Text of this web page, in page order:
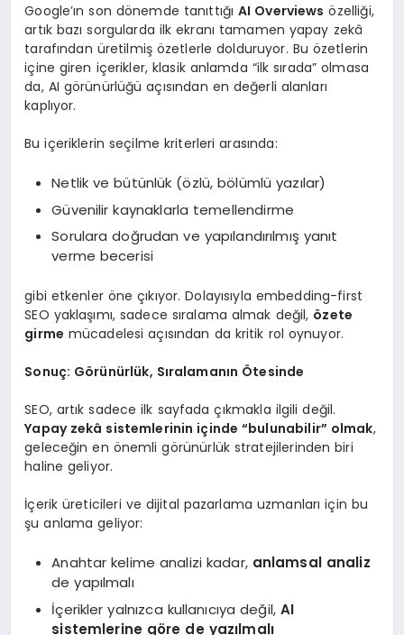
Google’ın son dönemde tanıttığıAI Overviews özelliği,
artık bazı sorgularda ilk ekranı tamamen yapay zekâ
tarafından üretilmiş özetlerle dolduruyor. Bu özetlerin
içine giren içerikler, klasik anlamda “ilk sırada” olmasa
da, AI görünürlüğü açısından en değerli alanları
kaplıyor.
Bu içeriklerin seçilme kriterleri arasında:
Netlik ve bütünlük (özlü, bölümlü yazılar)
Güvenilir kaynaklarla temellendirme
Sorulara doğrudan ve yapılandırılmış yanıt
verme becerisi
gibi etkenler öne çıkıyor. Dolayısıyla embedding-first
SEO yaklaşımı, sadece sıralama almak değil, özete
girme mücadelesi açısından da kritik rol oynuyor.
Sonuç: Görünürlük, Sıralamanın Ötesinde
SEO, artık sadece ilk sayfada çıkmakla ilgili değil.
Yapay zekâ sistemlerinin içinde “bulunabilir” olmak,
geleceğin en önemli görünürlük stratejilerinden biri
haline geliyor.
İçerik üreticileri ve dijital pazarlama uzmanları için bu
şu anlama geliyor:
Anahtar kelime analizi kadar, anlamsal analiz
de yapılmalı
İçerikler yalnızca kullanıcıya değil, AI
sistemlerine göre de yazılmalı